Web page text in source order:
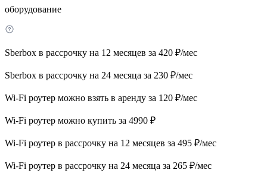
оборудование
Sberbox в рассрочку на 12 месяцев за 420 ₽/мес
Sberbox в рассрочку на 24 месяца за 230 ₽/мес
Wi-Fi роутер можно взять в аренду за 120 ₽/мес
Wi-Fi роутер можно купить за 4990 ₽
Wi-Fi роутер в рассрочку на 12 месяцев за 495 ₽/мес
Wi-Fi роутер в рассрочку на 24 месяца за 265 ₽/мес